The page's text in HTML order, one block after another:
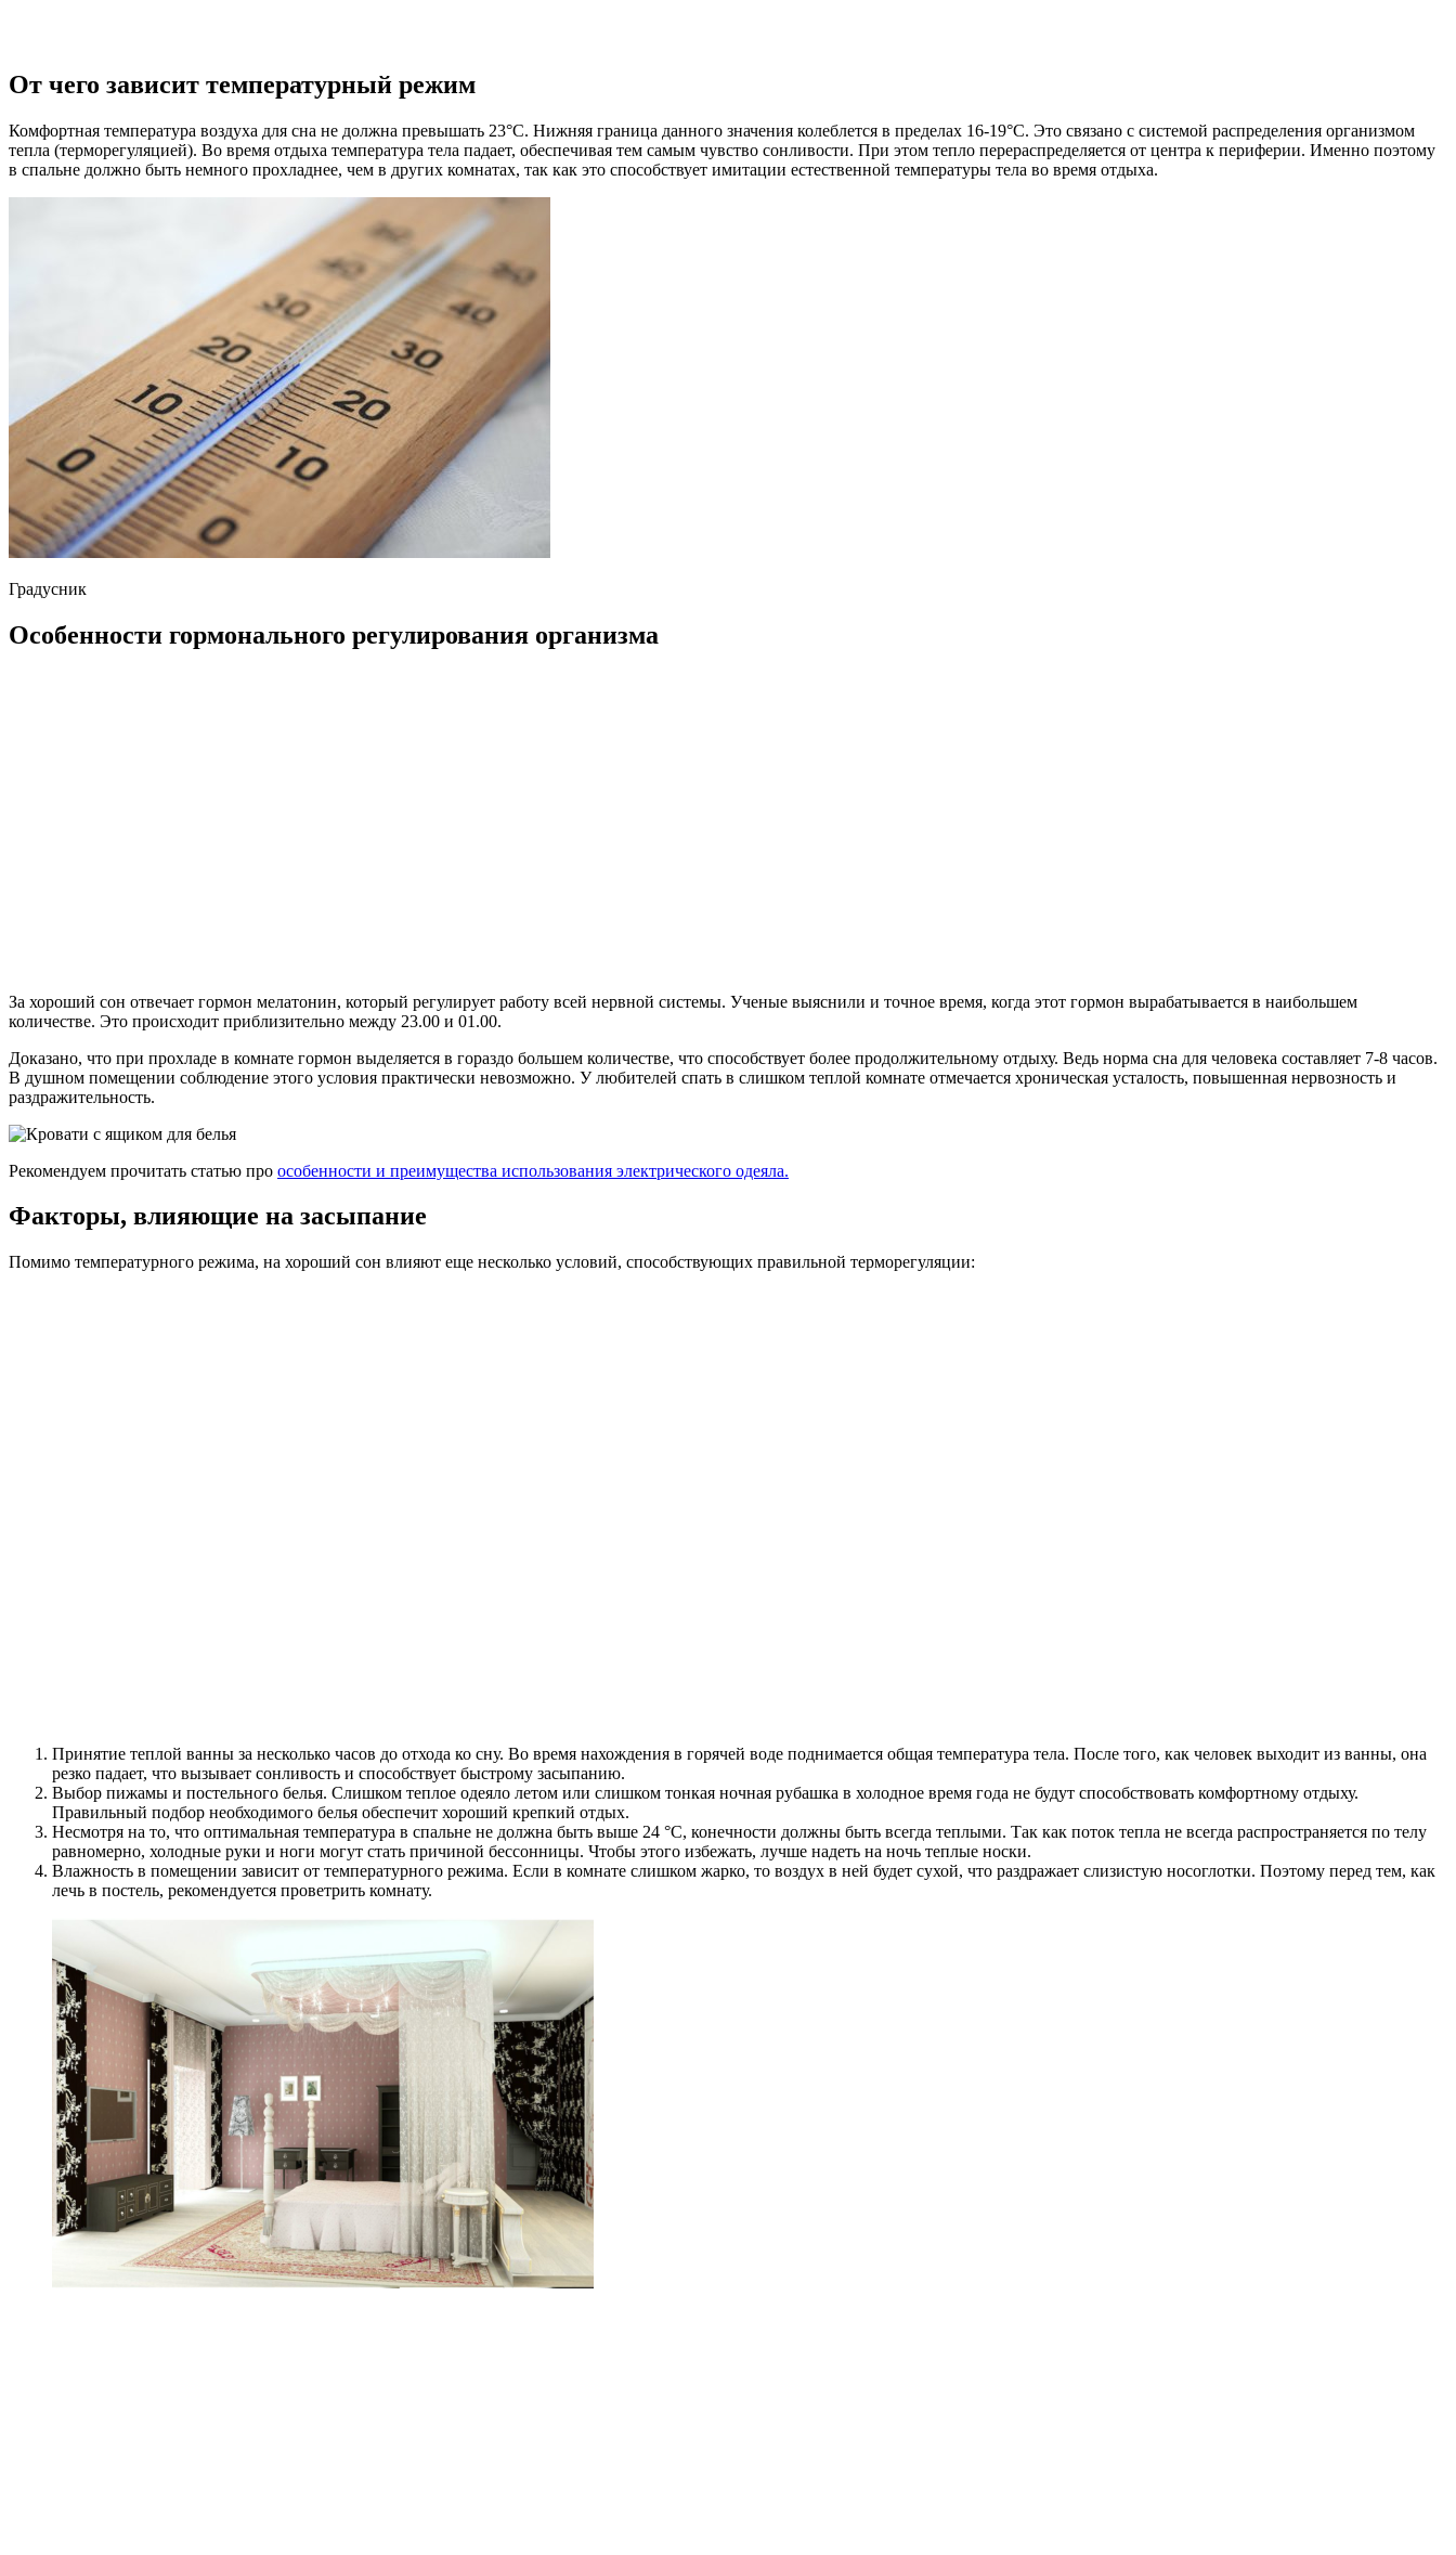
От чего зависит температурный режим
Комфортная температура воздуха для сна не должна превышать 23°C. Нижняя граница данного значения колеблется в пределах 16-19°C. Это связано с системой распределения организмом
тепла (терморегуляцией). Во время отдыха температура тела падает, обеспечивая тем самым чувство сонливости. При этом тепло перераспределяется от центра к периферии. Именно поэтому
в спальне должно быть немного прохладнее, чем в других комнатах, так как это способствует имитации естественной температуры тела во время отдыха.
Градусник
Особенности гормонального регулирования организма
За хороший сон отвечает гормон мелатонин, который регулирует работу всей нервной системы. Ученые выяснили и точное время, когда этот гормон вырабатывается в наибольшем
количестве. Это происходит приблизительно между 23.00 и 01.00.
Доказано, что при прохладе в комнате гормон выделяется в гораздо большем количестве, что способствует более продолжительному отдыху. Ведь норма сна для человека составляет 7-8 часов.
В душном помещении соблюдение этого условия практически невозможно. У любителей спать в слишком теплой комнате отмечается хроническая усталость, повышенная нервозность и
раздражительность.
Рекомендуем прочитать статью про особенности и преимущества использования электрического одеяла.
Факторы, влияющие на засыпание
Помимо температурного режима, на хороший сон влияют еще несколько условий, способствующих правильной терморегуляции:
Принятие теплой ванны за несколько часов до отхода ко сну. Во время нахождения в горячей воде поднимается общая температура тела. После того, как человек выходит из ванны, она
резко падает, что вызывает сонливость и способствует быстрому засыпанию.
Выбор пижамы и постельного белья. Слишком теплое одеяло летом или слишком тонкая ночная рубашка в холодное время года не будут способствовать комфортному отдыху.
Правильный подбор необходимого белья обеспечит хороший крепкий отдых.
Несмотря на то, что оптимальная температура в спальне не должна быть выше 24 °C, конечности должны быть всегда теплыми. Так как поток тепла не всегда распространяется по телу
равномерно, холодные руки и ноги могут стать причиной бессонницы. Чтобы этого избежать, лучше надеть на ночь теплые носки.
Влажность в помещении зависит от температурного режима. Если в комнате слишком жарко, то воздух в ней будет сухой, что раздражает слизистую носоглотки. Поэтому перед тем, как
лечь в постель, рекомендуется проветрить комнату.